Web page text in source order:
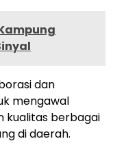
dan
mengawal
kualitas berbagai
di daerah.